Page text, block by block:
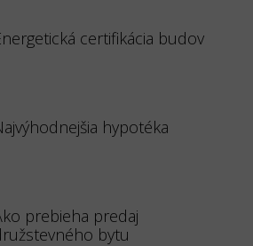
certifikácia budov
hypotéka
prebieha predaj
bytu